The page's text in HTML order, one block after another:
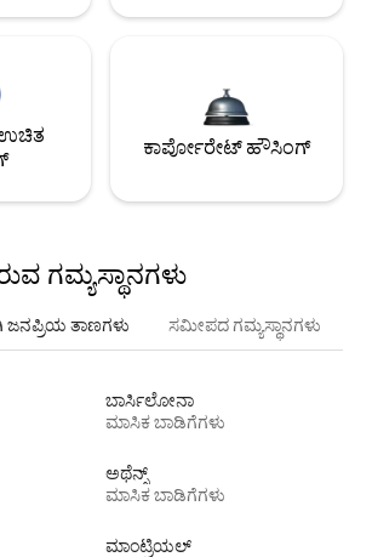
ಕಾರ್ಪೋರೇಟ್ ಹೌಸಿಂಗ್
ಗಮ್ಯಸ್ಥಾನಗಳು
ಜನಪ್ರಿಯ ತಾಣಗಳು ಸಮೀಪದ ಗಮ್ಯಸ್ಥಾನಗಳು
ಬಾರ್ಸಿಲೋನಾ
ಮಾಸಿಕ ಬಾಡಿಗೆಗಳು
ಅಥೆನ್ಸ್
ಮಾಸಿಕ ಬಾಡಿಗೆಗಳು
ಮಾಂಟ್ರಿಯಲ್